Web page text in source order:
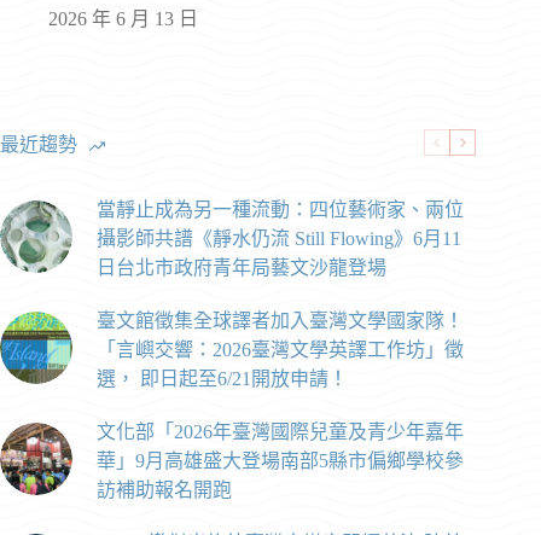
2026 年 6 月 13 日
最近趨勢
當靜止成為另一種流動：四位藝術家、兩位
攝影師共譜《靜水仍流 Still Flowing》6月11
日台北市政府青年局藝文沙龍登場
臺文館徵集全球譯者加入臺灣文學國家隊！
「言嶼交響：2026臺灣文學英譯工作坊」徵
選， 即日起至6/21開放申請！
文化部「2026年臺灣國際兒童及青少年嘉年
華」9月高雄盛大登場南部5縣市偏鄉學校參
訪補助報名開跑